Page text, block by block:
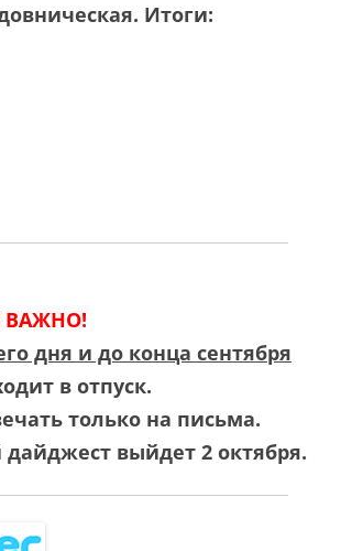
Итоги:
дня и до конца сентября
в отпуск.
только на письма.
выйдет 2 октября.